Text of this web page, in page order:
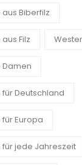
Biberfilz
Filz
Deutschland
Europa
jede Jahreszeit